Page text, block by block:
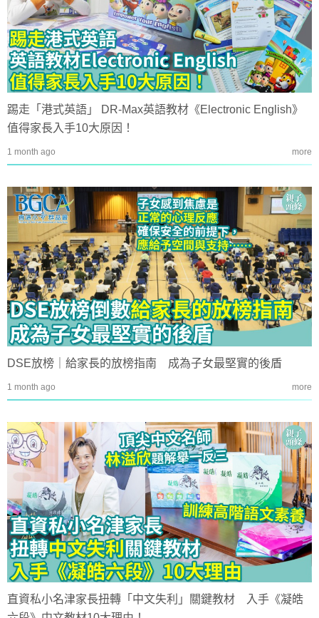
踢走「港式英語」 DR-Max英語教材《Electronic English》
值得家長入手10大原因！
1 month ago more
DSE放榜｜給家長的放榜指南 成為子女最堅實的後盾
1 month ago more
直資私小名津家長扭轉「中文失利」關鍵教材 入手《凝皓